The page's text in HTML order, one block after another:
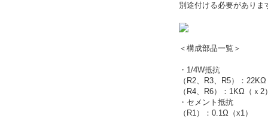
別途付ける必要がありま
＜構成部品一覧＞
・1/4W抵抗
（R2、R3、R5）：
（R4、R6）：1KΩ（ｘ2
・セメント抵抗
（R1）：0.1Ω（x1）